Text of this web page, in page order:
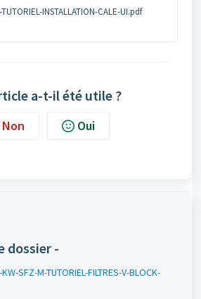
INSTALLATION-CALE-UI.pdf
a-t-il été utile ?
Non Oui
dossier -
SFZ-M-TUTORIEL-FILTRES-V-BLOCK-